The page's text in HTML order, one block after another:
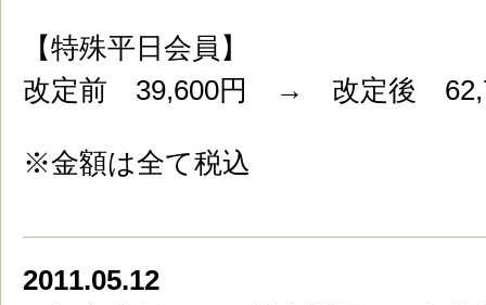
【特殊平日会員】
改定前 39,600円 → 改定後
※金額は全て税込
2011.05.12